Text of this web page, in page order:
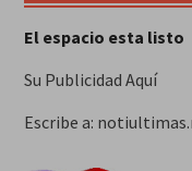
El espacio esta listo
Su Publicidad Aquí
Escribe a: